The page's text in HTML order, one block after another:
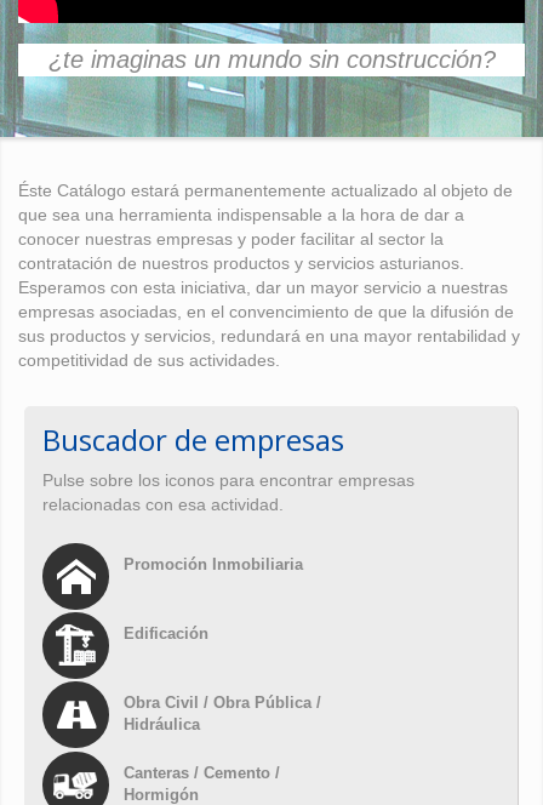
¿te imaginas un mundo sin construcción?
Éste Catálogo estará permanentemente actualizado al objeto de
que sea una herramienta indispensable a la hora de dar a
conocer nuestras empresas y poder facilitar al sector la
contratación de nuestros productos y servicios asturianos.
Esperamos con esta iniciativa, dar un mayor servicio a nuestras
empresas asociadas, en el convencimiento de que la difusión de
sus productos y servicios, redundará en una mayor rentabilidad y
competitividad de sus actividades.
Buscador de empresas
Pulse sobre los iconos para encontrar empresas
relacionadas con esa actividad.
Promoción Inmobiliaria
Edificación
Obra Civil / Obra Pública /
Hidráulica
Canteras / Cemento /
Hormigón